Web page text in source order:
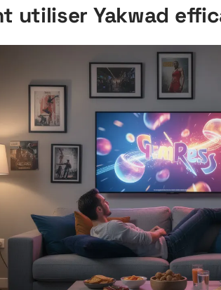
utiliser Yakwad